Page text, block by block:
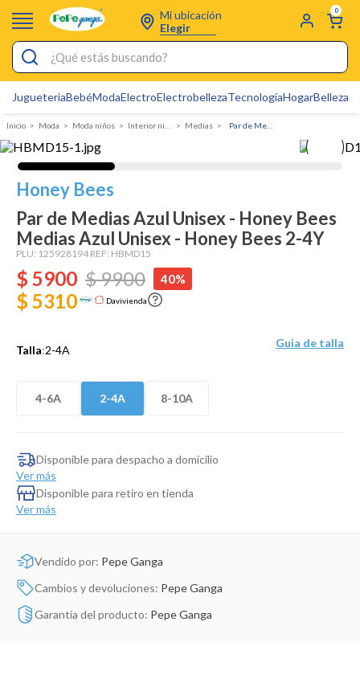
Mi ubicación
Elegir
0
¿Qué estás buscando?
JugueteriaBebéModaElectroElectrobellezaTecnologíaHogarBelleza
Moda Moda niños Interior niño Medias
Honey Bees
Par de Medias Azul Unisex - Honey Bees
Medias Azul Unisex - Honey Bees 2-4Y
PLU: 125928194 REF: HBMD15
$ 5900 $9900 40%
$ 5310 Davivienda
Talla:2-4A
Guia de talla
4-6A 2-4A 8-10A
Disponible para despacho a domicilio
Ver más
Disponible para retiro en tienda
Ver más
Vendido por: Pepe Ganga
Cambios y devoluciones: Pepe Ganga
Garantía del producto: Pepe Ganga
Pijamas
Electro
Figuras Toy Story
Carters
Silla Mecedora Bebé
Bebes
Cartas Pokemon